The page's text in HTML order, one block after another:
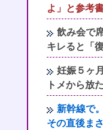
よ」と参考
飲み会で
キレると「
妊娠５ヶ
トメから放
新幹線で
その直後ま